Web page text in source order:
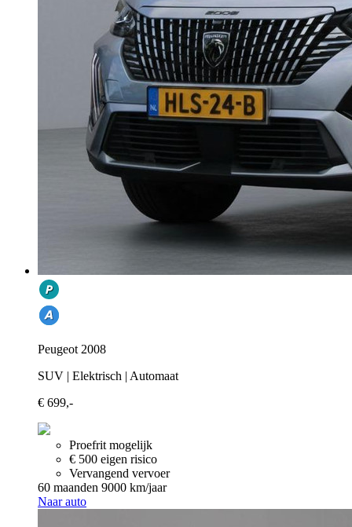
Peugeot 2008
SUV | Elektrisch | Automaat
€ 699,-
Proefrit mogelijk
€ 500 eigen risico
Vervangend vervoer
60 maanden 9000 km/jaar
Naar auto